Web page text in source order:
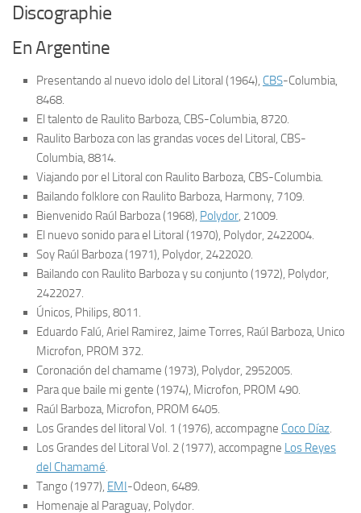
Discographie
En Argentine
Presentando al nuevo idolo del Litoral (1964), CBS-Columbia,
8468.
El talento de Raulito Barboza, CBS-Columbia, 8720.
Raulito Barboza con las grandas voces del Litoral, CBS-
Columbia, 8814.
Viajando por el Litoral con Raulito Barboza, CBS-Columbia.
Bailando folklore con Raulito Barboza, Harmony, 7109.
Bienvenido Raúl Barboza(1968), Polydor, 21009.
El nuevo sonido para el Litoral (1970), Polydor, 2422004.
Soy Raúl Barboza(1971), Polydor, 2422020.
Bailando con Raulito Barboza y su conjunto (1972), Polydor,
2422027.
Únicos, Philips, 8011.
Eduardo Falú, Ariel Ramirez, Jaime Torres, Raúl Barboza, Unico
Microfon, PROM 372.
Coronación del chamame (1973), Polydor, 2952005.
Para que baile mi gente (1974), Microfon, PROM 490.
Raúl Barboza, Microfon, PROM 6405.
Los Grandes del litoral Vol. 1 (1976), accompagne Coco Díaz.
Los Grandes del Litoral Vol. 2(1977), accompagne Los Reyes
del Chamamé.
Tango (1977), EMI-Odeon, 6489.
Homenaje al Paraguay, Polydor.